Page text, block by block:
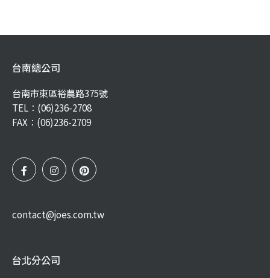
台南總公司
台南市東區裕農路375號
TEL： (06)236-2708
FAX：(06)236-2709
contact@joes.com.tw
台北分公司